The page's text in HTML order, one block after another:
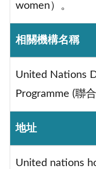
women）。
相關機構名稱
United Nations
Programme (聯
地址
United nations